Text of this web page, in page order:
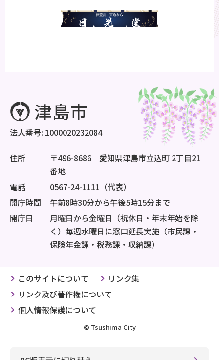
法人番号: 1000020232084
住所
〒496-8686 愛知県津島市立込町 2丁目21
番地
電話
0567-24-1111（代表）
開庁時間
午前8時30分から午後5時15分まで
開庁日
月曜日から金曜日（祝休日・年末年始を除
く）毎週水曜日に窓口延長実施（市民課・
保険年金課・税務課・収納課）
このサイトについて
リンク集
リンク及び著作権について
個人情報保護について
© Tsushima City